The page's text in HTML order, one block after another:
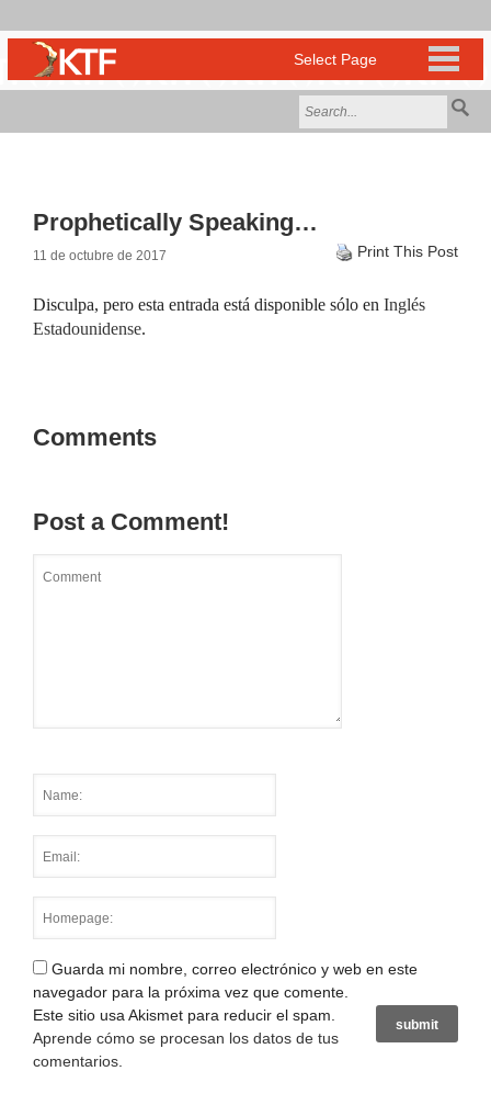
Prophetically Speaking…
11 de octubre de 2017 Print This Post
Disculpa, pero esta entrada está disponible sólo en Inglés
Estadounidense.
Comments
Post a Comment!
Guarda mi nombre, correo electrónico y web en este
navegador para la próxima vez que comente.
Este sitio usa Akismet para reducir el spam.
Aprende cómo se procesan los datos de tus
comentarios